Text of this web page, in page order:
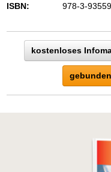
ISBN:
978-3-
kostenloses